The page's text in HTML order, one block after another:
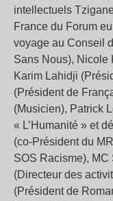
intellectuels
France du Forum
voyage au Conseil
Sans Nous), Nicole
Karim Lahidji
(Président de
(Musicien), Patrick
« L’Humanité » et
(co-Président du
SOS Racisme),
(Directeur des
(Président de